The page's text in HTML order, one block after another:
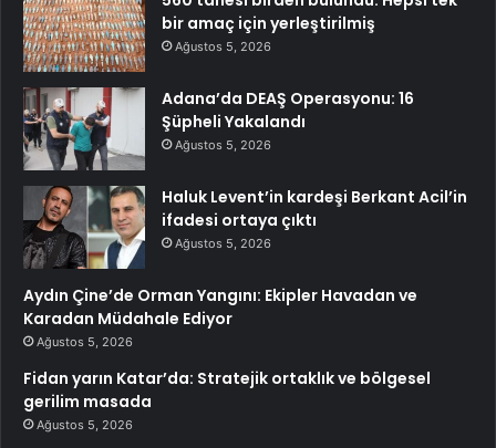
bir amaç için yerleştirilmiş
Ağustos 5, 2026
Adana’da DEAŞ Operasyonu: 16
Şüpheli Yakalandı
Ağustos 5, 2026
Haluk Levent’in kardeşi Berkant Acil’in
ifadesi ortaya çıktı
Ağustos 5, 2026
Aydın Çine’de Orman Yangını: Ekipler Havadan ve
Karadan Müdahale Ediyor
Ağustos 5, 2026
Fidan yarın Katar’da: Stratejik ortaklık ve bölgesel
gerilim masada
Ağustos 5, 2026